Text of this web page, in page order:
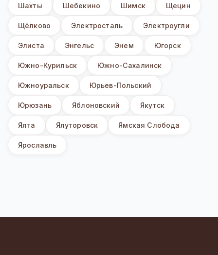
Шахты Шебекино Шимск Щецин
Щёлково Электросталь Электроугли
Элиста Энгельс Энем Югорск
Южно-Курильск Южно-Сахалинск
Южноуральск Юрьев-Польский
Юрюзань Яблоновский Якутск
Ялта Ялуторовск Ямская Слобода
Ярославль